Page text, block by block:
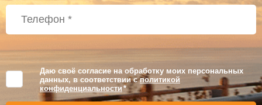
Даю своё согласие на обработку моих персональных
данных, в соответствии сполитикой
конфиденциальности *